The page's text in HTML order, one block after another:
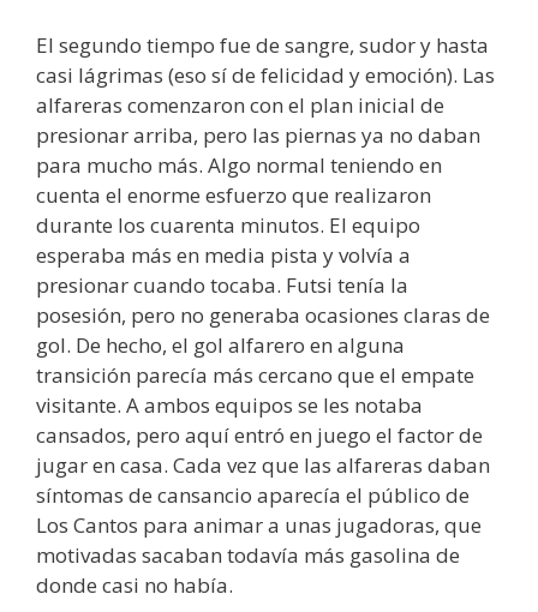
El segundo tiempo fue de sangre, sudor y hasta
casi lágrimas (eso sí de felicidad y emoción). Las
alfareras comenzaron con el plan inicial de
presionar arriba, pero las piernas ya no daban
para mucho más. Algo normal teniendo en
cuenta el enorme esfuerzo que realizaron
durante los cuarenta minutos. El equipo
esperaba más en media pista y volvía a
presionar cuando tocaba. Futsi tenía la
posesión, pero no generaba ocasiones claras de
gol. De hecho, el gol alfarero en alguna
transición parecía más cercano que el empate
visitante. A ambos equipos se les notaba
cansados, pero aquí entró en juego el factor de
jugar en casa. Cada vez que las alfareras daban
síntomas de cansancio aparecía el público de
Los Cantos para animar a unas jugadoras, que
motivadas sacaban todavía más gasolina de
donde casi no había.